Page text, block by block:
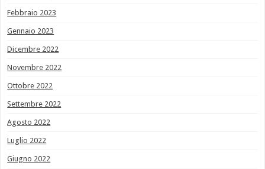
Febbraio 2023
Gennaio 2023
Dicembre 2022
Novembre 2022
Ottobre 2022
Settembre 2022
Agosto 2022
Luglio 2022
Giugno 2022